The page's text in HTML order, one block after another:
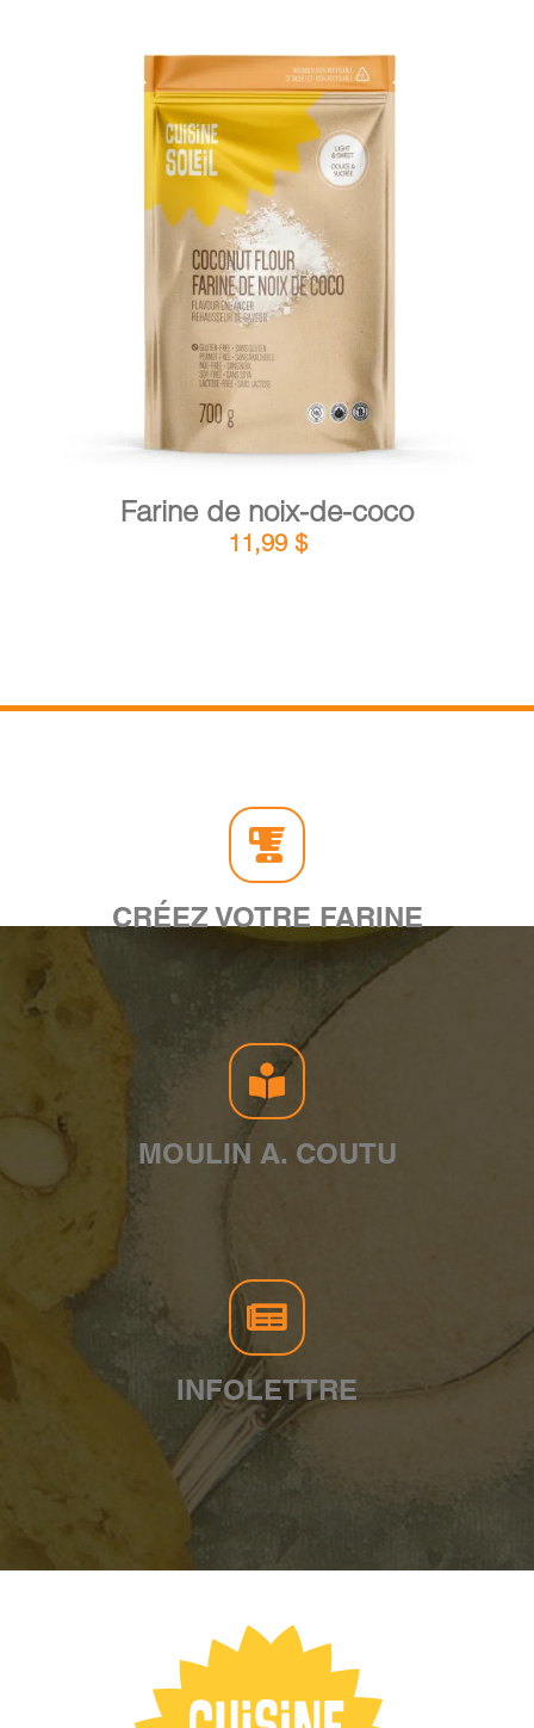
AJOUTER AU PANIER / DÉTAILS
Farine de noix-de-coco
11,99 $
CRÉEZ VOTRE FARINE
MOULIN A. COUTU
INFOLETTRE